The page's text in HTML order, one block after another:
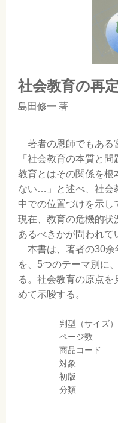
社会教育の再
島田修一 著
著者の恩師でもある
「社会教育の本質と
教育とはその関係を根
ない…」と述べ、社会
中での位置づけを示し
現在、教育の危機的状
あるべきかが問われて
本書は、著者の30余
を、5つのテーマ別に
る。社会教育の原点
めて示唆する。
判型（サイズ）
ページ数
商品コード
対象
初版
分類